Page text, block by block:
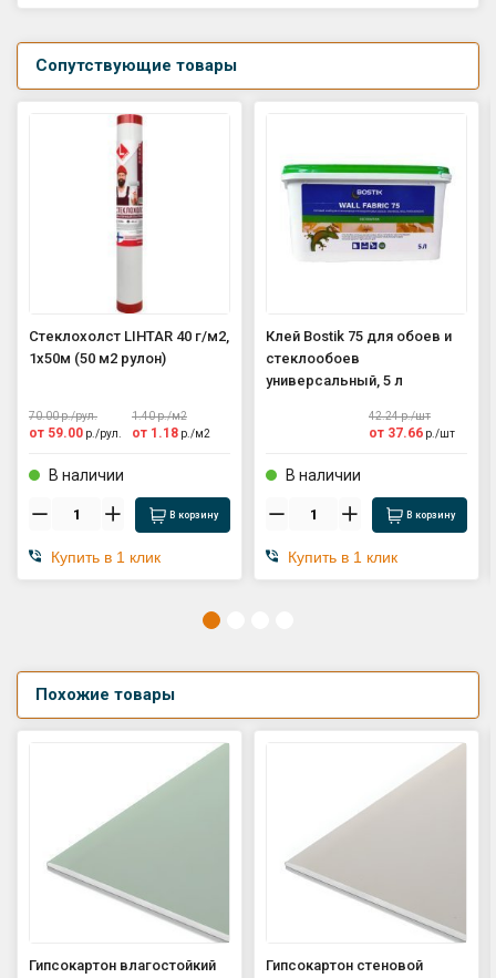
Сопутствующие товары
Стеклохолст LIHTAR 40 г/м2,
1х50м (50 м2 рулон)
70.00р./рул.
от 59.00 р./рул.
1.40р./м2
от 1.18 р./м2
В наличии
В корзину
Купить в 1 клик
Клей Bostik 75 для обоев и
стеклообоев
универсальный, 5 л
42.24р./шт
от 37.66 р./шт
В наличии
В корзину
Купить в 1 клик
Похожие товары
Гипсокартон влагостойкий
Гипсокартон стеновой